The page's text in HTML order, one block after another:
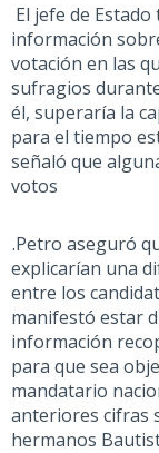
El jefe de
información
votación en las
sufragios
él, superaría la
para el tiempo
señaló que
votos
.Petro aseguró
explicarían una
entre los
manifestó estar
información
para que sea
mandatario
anteriores cifras
hermanos